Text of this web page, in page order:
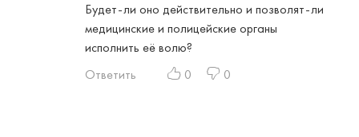
Будет-ли оно действительно и позволят-ли
медицинские и полицейские органы
исполнить её волю?
Ответить
0 0